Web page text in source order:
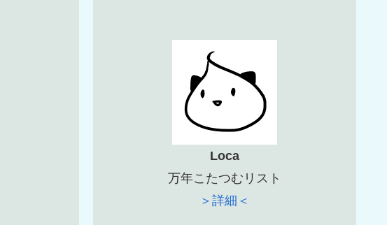
Loca
万年こたつむリスト
＞詳細＜